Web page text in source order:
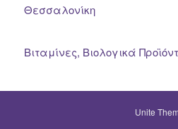
Θεσσαλονίκη
Βιταμίνες, Βιολογικά
Unite